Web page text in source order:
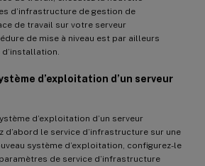
d’infrastructure de gestion de
de travail sur votre serveur
de mise à niveau est par ailleurs
d’exploitation d’un serveur
d’exploitation d’un serveur
d’abord le service d’infrastructure sur une
système d’exploitation, configurez-le
de service d’infrastructure